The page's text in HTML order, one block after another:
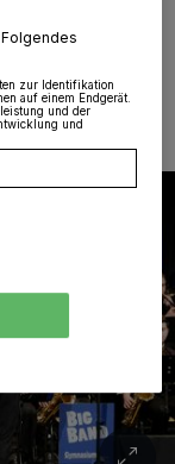
zur Identifikation
auf einem Endgerät.
und der
und